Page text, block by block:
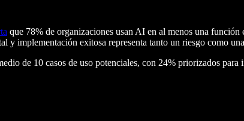
que 78% de organizaciones usan AI en al menos una función
y implementación exitosa representa tanto un riesgo como
de 10 casos de uso potenciales, con 24% priorizados